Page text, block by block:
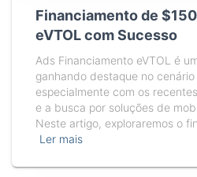
Financiamento de
eVTOL com Sucesso
Ads Financiamento eVTOL é
ganhando destaque no
especialmente com os
e a busca por soluções de
Neste artigo, exploraremos o
Ler mais